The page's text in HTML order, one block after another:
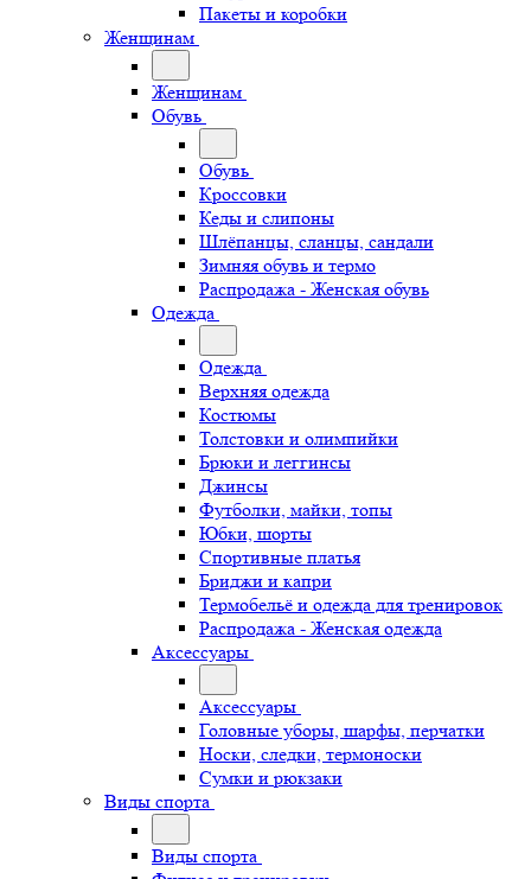
Пакеты и коробки
Женщинам
Женщинам
Обувь
Обувь
Кроссовки
Кеды и слипоны
Шлёпанцы, сланцы, сандали
Зимняя обувь и термо
Распродажа - Женская обувь
Одежда
Одежда
Верхняя одежда
Костюмы
Толстовки и олимпийки
Брюки и леггинсы
Джинсы
Футболки, майки, топы
Юбки, шорты
Спортивные платья
Бриджи и капри
Термобельё и одежда для тренировок
Распродажа - Женская одежда
Аксессуары
Аксессуары
Головные уборы, шарфы, перчатки
Носки, следки, термоноски
Сумки и рюкзаки
Виды спорта
Виды спорта